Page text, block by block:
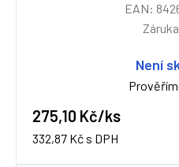
EAN:
Není
275,10 Kč/ks
332,87 Kč s DPH